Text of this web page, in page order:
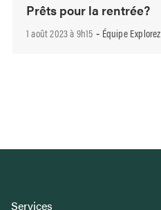
Prêts pour la rentrée?
1 août 2023 à 9h15 - Équipe Explorez
Services